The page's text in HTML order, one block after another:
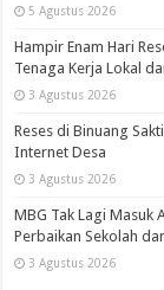
5 Agustus 2026
Hampir Enam Hari
Tenaga Kerja Lokal
3 Agustus 2026
Reses di Binuang
Internet Desa
3 Agustus 2026
MBG Tak Lagi Masuk
Perbaikan Sekolah
3 Agustus 2026